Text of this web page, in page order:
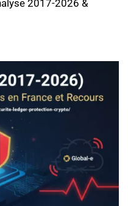
2017-2026 &